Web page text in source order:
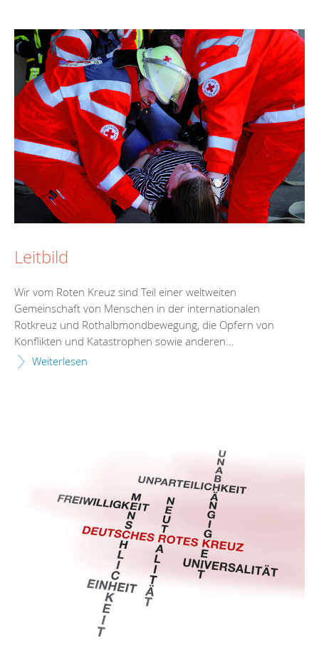
Leitbild
Wir vom Roten Kreuz sind Teil einer weltweiten
Gemeinschaft von Menschen in der internationalen
Rotkreuz und Rothalbmondbewegung, die Opfern von
Konflikten und Katastrophen sowie anderen...
Weiterlesen